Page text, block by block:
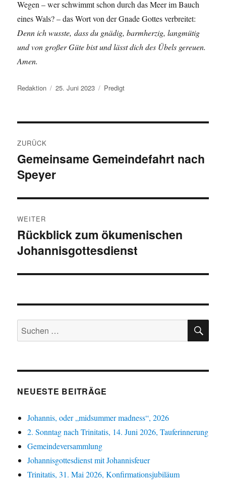
Wegen – wer schwimmt schon durch das Meer im Bauch
eines Wals? – das Wort von der Gnade Gottes verbreitet:
Denn ich wusste,dass du gnädig, barmherzig, langmütig
und von großer Güte bist und lässt dich des Übels gereuen.
Amen.
Autor
Redaktion
Veröffentlicht
25. Juni 2023 Kategorien
Predigt
ZURÜCK
Vorheriger
Beitrag:
Gemeinsame Gemeindefahrt nach
Speyer
WEITER
Nächster
Beitrag:
Rückblick zum ökumenischen
Johannisgottesdienst
Suchen
nach:
NEUESTE BEITRÄGE
Johannis, oder „midsummer madness“, 2026
2. Sonntag nach Trinitatis, 14. Juni 2026, Tauferinnerung
Gemeindeversammlung
Johannisgottesdienst mit Johannisfeuer
Trinitatis, 31. Mai 2026, Konfirmationsjubiläum